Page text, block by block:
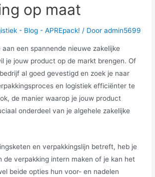
op maat
- Blog - APREpack! / Dooradmin5699
aan een spannende nieuwe zakelijke
je jouw product op de markt brengen. Of
al goed gevestigd en zoek je naar
en logistiek efficiënter te
de manier waarop je jouw product
onderdeel van je algehele zakelijke
en verpakkingslijn betreft, heb je
de verpakking intern maken of je kan het
beide opties hun voor- en nadelen